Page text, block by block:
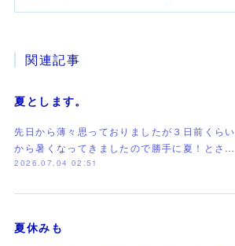
関連記事
夏とします。
先日から薄々思っておりましたが３日前くらい
から暑くなってきましたので勝手に夏！とさ…
2026.07.04 02:51
夏休みも